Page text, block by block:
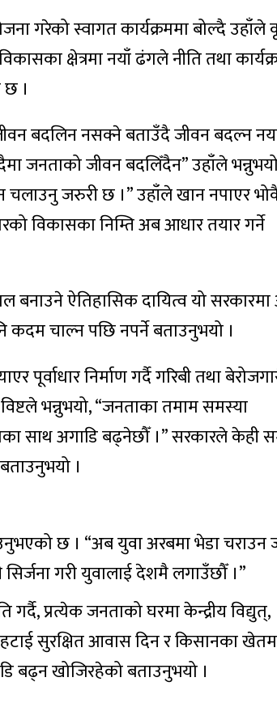
गरेको स्वागत कार्यक्रममा बोल्दै उहाँले
क्षेत्रमा नयाँ ढंगले नीति तथा
।
जीवन बदलिन नसक्ने बताउँदै जीवन बदल्न
जनताको जीवन बदलिँदैन” उहाँले
जरुरी छ ।” उहाँले खान नपाएर
विकासका निम्ति अब आधार तयार गर्ने
बनाउने ऐतिहासिक दायित्व यो
कदम चाल्न पछि नपर्ने बताउनुभयो ।
पूर्वाधार निर्माण गर्दै गरिबी तथा
भन्नुभयो, “जनताका तमाम समस्या
साथ अगाडि बढ्नेछौँ ।” सरकारले केही
।
छ । “अब युवा अरबमा भेडा चराउन
गरी युवालाई देशमै लगाउँछौँ ।”
प्रत्येक जनताको घरमा केन्द्रीय विद्युत्,
सुरक्षित आवास दिन र किसानका
बढ्न खोजिरहेको बताउनुभयो ।